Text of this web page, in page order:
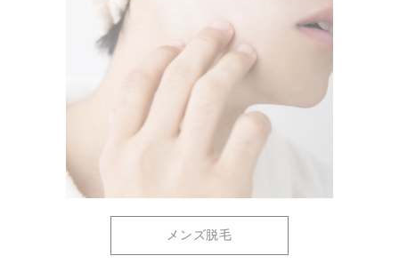
メンズ脱毛